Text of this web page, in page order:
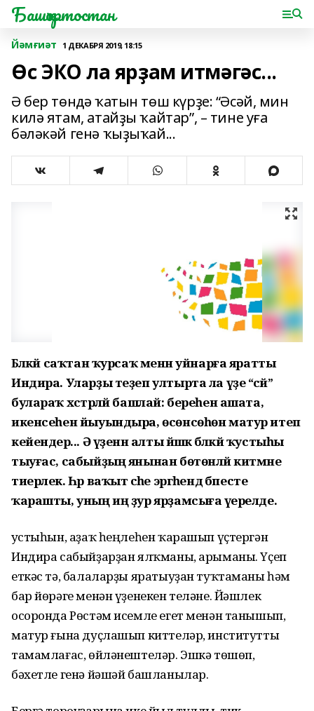
Башҡортостан
Йәмғиәт 1 ДЕКАБРЯ 2019, 18:15
Өс ЭКО ла ярҙам итмәгәс...
Ә бер төндә ҡатын төш күрҙе: “Әсәй, мин
килә ятам, атайҙы ҡайтар”, – тине уға
бәләкәй генә ҡыҙыҡай...
Бәләкәй саҡтан ҡурсаҡ менән уйнарға яратты
Индира. Уларҙы теҙеп ултырта ла үҙе “әсәй”
булараҡ хәстәрләй башлай: береһен ашата,
икенсеһен йыуындыра, өсөнсөһөн матур итеп
кейендерә... Ә үҙенән алты йәшкә бәләкәй ҡустыһы
тыуғас, сабыйҙың янынан бөтөнләй китмәне
тиерлек. Һәр ваҡыт әсәһе эргәһендә бәпесте
ҡарашты, уның иң ҙур ярҙамсыға әүерелде.
Ҡустыһын, аҙаҡ һеңлеһен ҡарашып үҫтергән
Индира сабыйҙарҙан ялҡманы, арыманы. Үҫеп
еткәс тә, балаларҙы яратыуҙан туҡтаманы һәм
бар йөрәге менән үҙенекен теләне. Йәшлек
осоронда Рөстәм исемле егет менән танышып,
матур ғына дуҫлашып киттеләр, институтты
тамамлағас, өйләнештеләр. Эшкә төшөп,
бәхетле генә йәшәй башланылар.